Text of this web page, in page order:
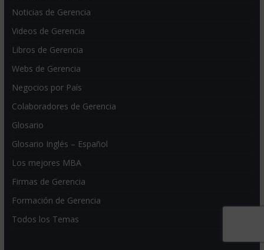
Noticias de Gerencia
Videos de Gerencia
Libros de Gerencia
Webs de Gerencia
Negocios por País
Colaboradores de Gerencia
Glosario
Glosario Inglés – Español
Los mejores MBA
Firmas de Gerencia
Formación de Gerencia
Todos los Temas